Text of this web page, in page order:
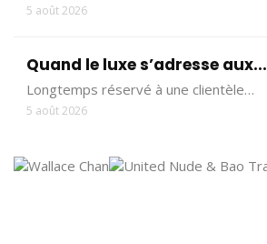
5 août 2026
Quand le luxe s’adresse aux...
Longtemps réservé à une clientèle…
5 août 2026